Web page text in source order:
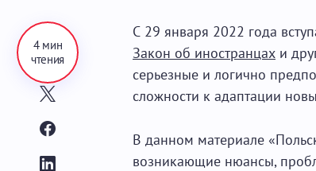
4 мин
чтения
С 29 января 2022 года
Закон об иностранцах и
серьезные и логично
сложности к адаптации
В данном материале
возникающие нюансы,